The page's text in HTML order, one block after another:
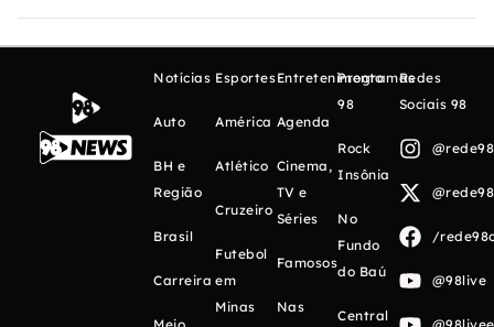
Notícias
Auto
BH e
Região
Brasil
Carreira
Esportes
América
Atlético
Cruzeiro
Futebol
em
Minas
Entretenimento
Agenda
Cinema,
TV e
Séries
Famosos
Nas
Programas
98
Rock
Insônia
No
Fundo
do Baú
Central
Redes
Sociais 98
/
@98live